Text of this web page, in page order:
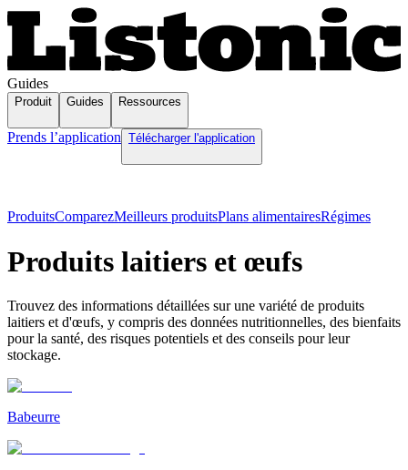
Guides
Produit Guides Ressources
Prends l’application Télécharger l'application
ProduitsComparezMeilleurs produitsPlans alimentairesRégimes
Produits laitiers et œufs
Trouvez des informations détaillées sur une variété de produits
laitiers et d'œufs, y compris des données nutritionnelles, des bienfaits
pour la santé, des risques potentiels et des conseils pour leur
stockage.
Babeurre